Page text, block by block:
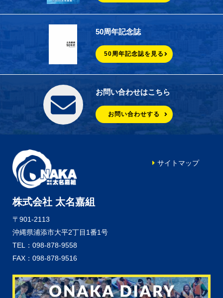
50周年記念誌
50周年記念誌を見る
お問い合わせはこちら
お問い合わせする
株式会社 太名嘉組
〒901-2113
沖縄県浦添市大平2丁目1番1号
TEL：098-878-9558
FAX：098-878-9516
サイトマップ